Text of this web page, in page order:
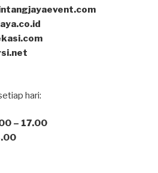
hari:
– 17.00